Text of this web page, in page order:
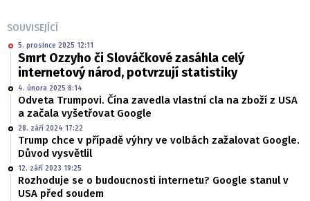
SOUVISEJÍCÍ
5. prosince 2025 12:11
Smrt Ozzyho či Slováčkové zasáhla celý
internetový národ, potvrzují statistiky
4. února 2025 8:14
Odveta Trumpovi. Čína zavedla vlastní cla na zboží z USA
a začala vyšetřovat Google
28. září 2024 17:22
Trump chce v případě výhry ve volbách zažalovat Google.
Důvod vysvětlil
12. září 2023 19:25
Rozhoduje se o budoucnosti internetu? Google stanul v
USA před soudem